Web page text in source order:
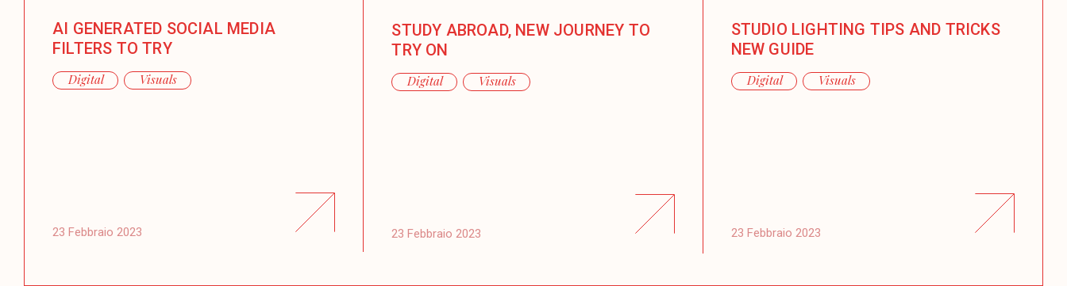
AI GENERATED SOCIAL MEDIA
FILTERS TO TRY
Digital Visuals
23 Febbraio 2023
STUDY ABROAD, NEW JOURNEY TO
TRY ON
Digital Visuals
23 Febbraio 2023
STUDIO LIGHTING TIPS AND TRICKS
NEW GUIDE
Digital Visuals
23 Febbraio 2023